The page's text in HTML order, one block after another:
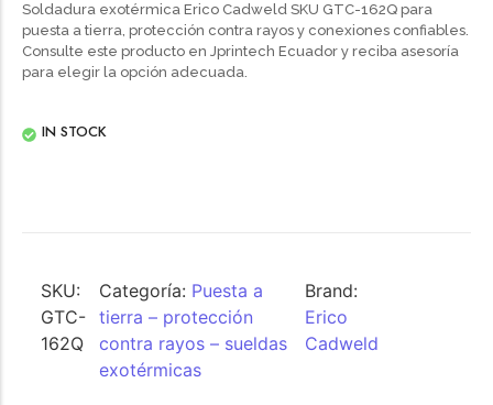
Soldadura exotérmica Erico Cadweld SKU GTC-162Q para
puesta a tierra, protección contra rayos y conexiones confiables.
Consulte este producto en Jprintech Ecuador y reciba asesoría
para elegir la opción adecuada.
IN STOCK
SKU:
GTC-
162Q
Categoría: Puesta a
tierra – protección
contra rayos – sueldas
exotérmicas
Brand:
Erico
Cadweld